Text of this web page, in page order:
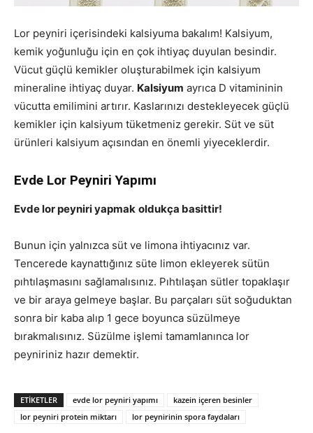
Lor peyniri içerisindeki kalsiyuma bakalım! Kalsiyum,
kemik yoğunluğu için en çok ihtiyaç duyulan besindir.
Vücut güçlü kemikler oluşturabilmek için kalsiyum
mineraline ihtiyaç duyar. Kalsiyum ayrıca D vitamininin
vücutta emilimini artırır. Kaslarınızı destekleyecek güçlü
kemikler için kalsiyum tüketmeniz gerekir. Süt ve süt
ürünleri kalsiyum açısından en önemli yiyeceklerdir.
Evde Lor Peyniri Yapımı
Evde lor peyniri yapmak oldukça basittir!
Bunun için yalnızca süt ve limona ihtiyacınız var.
Tencerede kaynattığınız süte limon ekleyerek sütün
pıhtılaşmasını sağlamalısınız. Pıhtılaşan sütler topaklaşır
ve bir araya gelmeye başlar. Bu parçaları süt soğuduktan
sonra bir kaba alıp 1 gece boyunca süzülmeye
bırakmalısınız. Süzülme işlemi tamamlanınca lor
peyniriniz hazır demektir.
ETIKETLER evde lor peyniri yapımı
kazein içeren besinler
lor peyniri protein miktarı
lor peynirinin spora faydaları